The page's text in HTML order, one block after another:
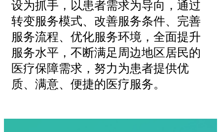
设为抓手，以患者需求为导向，通过
转变服务模式、改善服务条件、完善
服务流程、优化服务环境，全面提升
服务水平，不断满足周边地区居民的
医疗保障需求，努力为患者提供优
质、满意、便捷的医疗服务。